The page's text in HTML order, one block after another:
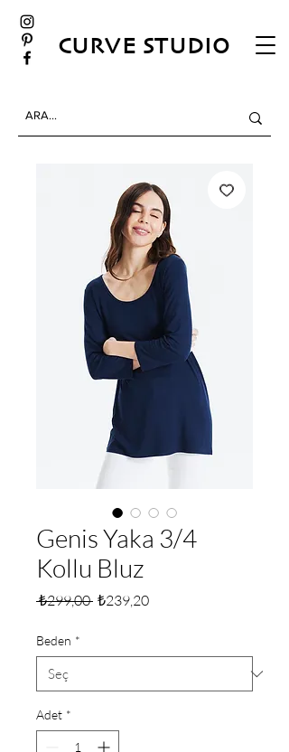
CURVE STUDIO
Genis Yaka 3/4
Kollu Bluz
₺299,00 Normal
₺239,20İndirimli
Beden *
Adet *